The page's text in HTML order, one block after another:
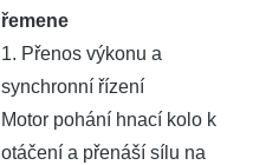
řemene
1. Přenos výkonu a
synchronní řízení
Motor pohání hnací kolo k
otáčení a přenáší sílu na